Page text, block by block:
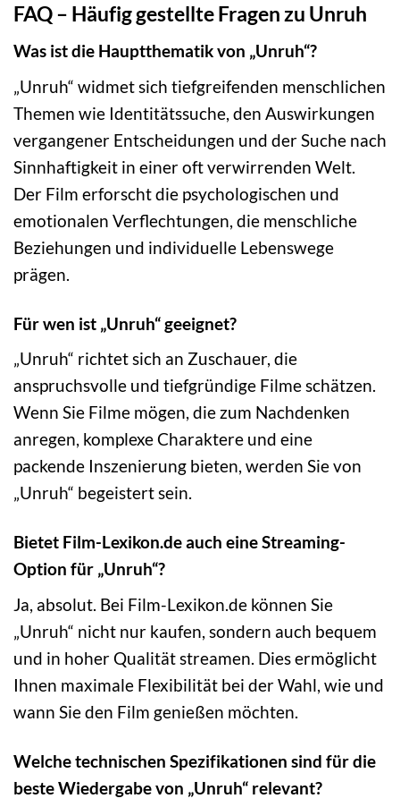
FAQ – Häufig gestellte Fragen zu Unruh
Was ist die Hauptthematik von „Unruh“?
„Unruh“ widmet sich tiefgreifenden menschlichen
Themen wie Identitätssuche, den Auswirkungen
vergangener Entscheidungen und der Suche nach
Sinnhaftigkeit in einer oft verwirrenden Welt.
Der Film erforscht die psychologischen und
emotionalen Verflechtungen, die menschliche
Beziehungen und individuelle Lebenswege
prägen.
Für wen ist „Unruh“ geeignet?
„Unruh“ richtet sich an Zuschauer, die
anspruchsvolle und tiefgründige Filme schätzen.
Wenn Sie Filme mögen, die zum Nachdenken
anregen, komplexe Charaktere und eine
packende Inszenierung bieten, werden Sie von
„Unruh“ begeistert sein.
Bietet Film-Lexikon.de auch eine Streaming-
Option für „Unruh“?
Ja, absolut. Bei Film-Lexikon.de können Sie
„Unruh“ nicht nur kaufen, sondern auch bequem
und in hoher Qualität streamen. Dies ermöglicht
Ihnen maximale Flexibilität bei der Wahl, wie und
wann Sie den Film genießen möchten.
Welche technischen Spezifikationen sind für die
beste Wiedergabe von „Unruh“ relevant?